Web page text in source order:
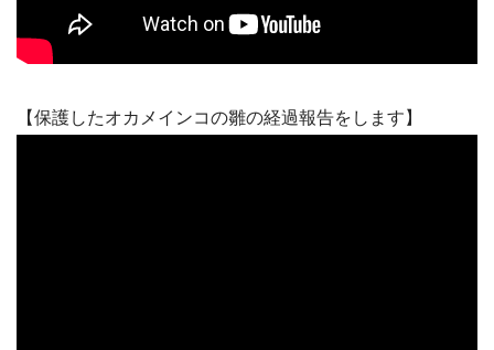
【保護したオカメインコの雛の経過報告をします】